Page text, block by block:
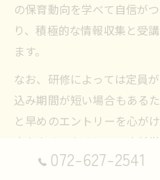
の保育動向を学べて自信が
り、積極的な情報収集と受
ます。
なお、研修によっては定員
込み期間が短い場合もある
と早めのエントリーを心が
度を高めるためには、事前
072-627-2541